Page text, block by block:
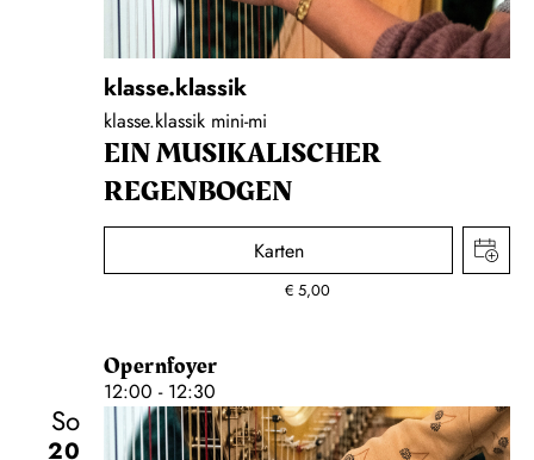
klasse.klassik
klasse.klassik mini-mi
EIN MUSIKALISCHER
REGENBOGEN
Karten
€ 5,00
Opernfoyer
12:00 - 12:30
So
20